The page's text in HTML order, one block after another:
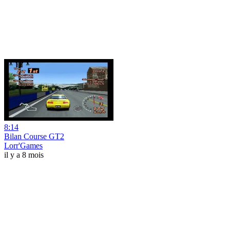
8:14
Bilan Course GT2
Lorr'Games
il y a 8 mois